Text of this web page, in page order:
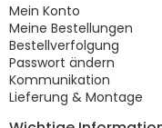
Mein Konto
Meine Bestellungen
Bestellverfolgung
Passwort ändern
Kommunikation
Lieferung & Montage